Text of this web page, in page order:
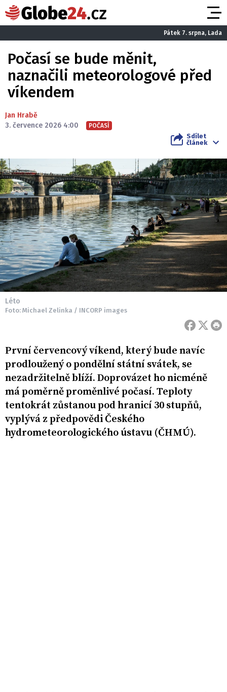
Pátek 7. srpna, Lada
Počasí se bude měnit,
naznačili meteorologové před
víkendem
Jan Hrabě
3. července 2026 4:00
POČASÍ
Sdílet
článek
Léto
Foto: Michael Zelinka / INCORP images
První červencový víkend, který bude navíc
prodloužený o pondělní státní svátek, se
nezadržitelně blíží. Doprovázet ho nicméně
má poměrně proměnlivé počasí. Teploty
tentokrát zůstanou pod hranicí 30 stupňů,
vyplývá z předpovědi Českého
hydrometeorologického ústavu (ČHMÚ).